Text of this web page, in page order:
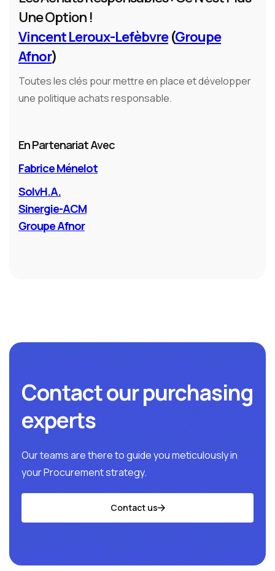
Une Option !
Vincent Leroux-Lefèbvre(Groupe
Afnor)
Toutes les clés pour mettre en place et développer
une politique achats responsable.
En Partenariat Avec
Fabrice Ménelot
SolvH.A.
Sinergie-ACM
Groupe Afnor
Contact our purchasing
experts
Our teams are there to guide you meticulously in
your Procurement strategy.
Contact us